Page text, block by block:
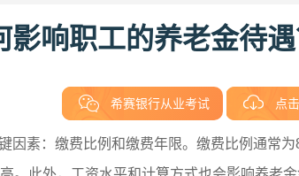
响职工的养老金待遇
希赛银行从业考试 点
因素：缴费比例和缴费年限。缴费比例通常